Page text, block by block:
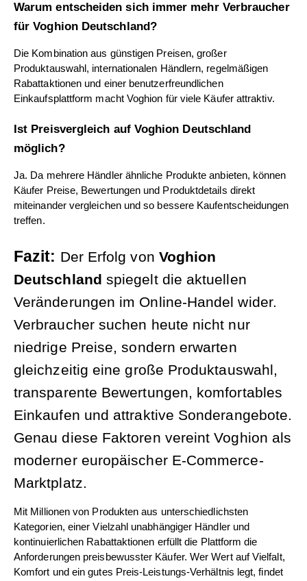
Warum entscheiden sich immer mehr Verbraucher
für Voghion Deutschland?
Die Kombination aus günstigen Preisen, großer
Produktauswahl, internationalen Händlern, regelmäßigen
Rabattaktionen und einer benutzerfreundlichen
Einkaufsplattform macht Voghion für viele Käufer attraktiv.
Ist Preisvergleich auf Voghion Deutschland
möglich?
Ja. Da mehrere Händler ähnliche Produkte anbieten, können
Käufer Preise, Bewertungen und Produktdetails direkt
miteinander vergleichen und so bessere Kaufentscheidungen
treffen.
Fazit: Der Erfolg von Voghion
Deutschland spiegelt die aktuellen
Veränderungen im Online-Handel wider.
Verbraucher suchen heute nicht nur
niedrige Preise, sondern erwarten
gleichzeitig eine große Produktauswahl,
transparente Bewertungen, komfortables
Einkaufen und attraktive Sonderangebote.
Genau diese Faktoren vereint Voghion als
moderner europäischer E-Commerce-
Marktplatz.
Mit Millionen von Produkten aus unterschiedlichsten
Kategorien, einer Vielzahl unabhängiger Händler und
kontinuierlichen Rabattaktionen erfüllt die Plattform die
Anforderungen preisbewusster Käufer. Wer Wert auf Vielfalt,
Komfort und ein gutes Preis-Leistungs-Verhältnis legt, findet